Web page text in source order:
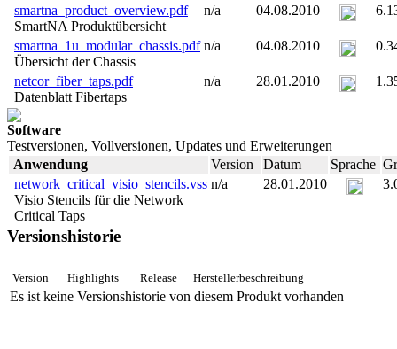
smartna_product_overview.pdf
SmartNA Produktübersicht
n/a 04.08.2010
smartna_1u_modular_chassis.pdf
Übersicht der Chassis
n/a 04.08.2010
netcor_fiber_taps.pdf
Datenblatt Fibertaps
n/a 28.01.2010
Software
Testversionen, Vollversionen, Updates und Erweiterungen
Anwendung
Version Datum Sprache
network_critical_visio_stencils.vss
Visio Stencils für die Network
Critical Taps
n/a 28.01.2010
Versionshistorie
Version Highlights Release Herstellerbeschreibung
Es ist keine Versionshistorie von diesem Produkt vorhanden